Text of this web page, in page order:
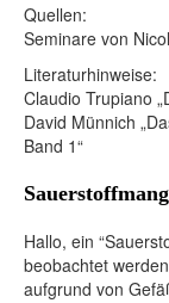
Quellen:
Seminare von
Literaturhinweise:
Claudio Trupiano
David Münnich
Band 1“
Hallo, ein
beobachtet
aufgrund von